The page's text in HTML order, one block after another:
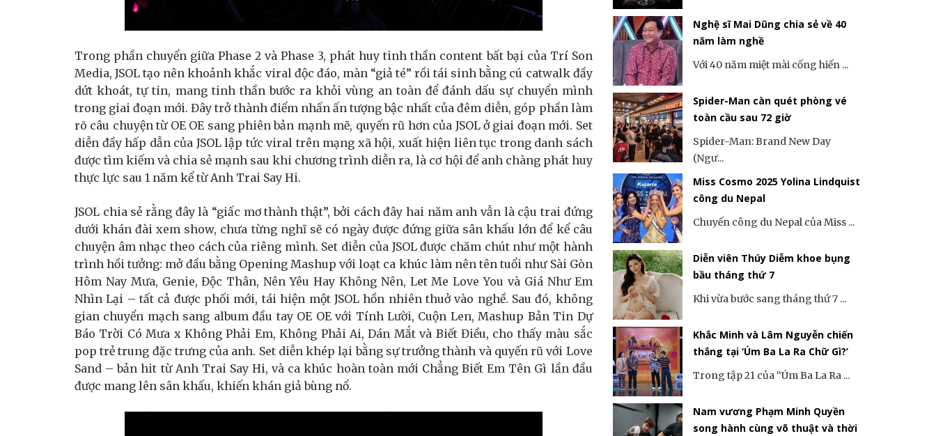
Trong phần chuyển giữa Phase 2 và Phase 3, phát huy tinh thần content bất bại của Trí Son
Media, JSOL tạo nên khoảnh khắc viral độc đáo, màn “giả té” rồi tái sinh bằng cú catwalk đầy
dứt khoát, tự tin, mang tinh thần bước ra khỏi vùng an toàn để đánh dấu sự chuyển mình
trong giai đoạn mới. Đây trở thành điểm nhấn ấn tượng bậc nhất của đêm diễn, góp phần làm
rõ câu chuyện từ OE OE sang phiên bản mạnh mẽ, quyến rũ hơn của JSOL ở giai đoạn mới. Set
diễn đầy hấp dẫn của JSOL lập tức viral trên mạng xã hội, xuất hiện liên tục trong danh sách
được tìm kiếm và chia sẻ mạnh sau khi chương trình diễn ra, là cơ hội để anh chàng phát huy
thực lực sau 1 năm kể từ Anh Trai Say Hi.
JSOL chia sẻ rằng đây là “giấc mơ thành thật”, bởi cách đây hai năm anh vẫn là cậu trai đứng
dưới khán đài xem show, chưa từng nghĩ sẽ có ngày được đứng giữa sân khấu lớn để kể câu
chuyện âm nhạc theo cách của riêng mình. Set diễn của JSOL được chăm chút như một hành
trình hồi tưởng: mở đầu bằng Opening Mashup với loạt ca khúc làm nên tên tuổi như Sài Gòn
Hôm Nay Mưa, Genie, Độc Thân, Nên Yêu Hay Không Nên, Let Me Love You và Giá Như Em
Nhìn Lại – tất cả được phối mới, tái hiện một JSOL hồn nhiên thuở vào nghề. Sau đó, không
gian chuyển mạch sang album đầu tay OE OE với Tính Lười, Cuộn Len, Mashup Bản Tin Dự
Báo Trời Có Mưa x Không Phải Em, Không Phải Ai, Dán Mắt và Biết Điều, cho thấy màu sắc
pop trẻ trung đặc trưng của anh. Set diễn khép lại bằng sự trưởng thành và quyến rũ với Love
Sand – bản hit từ Anh Trai Say Hi, và ca khúc hoàn toàn mới Chẳng Biết Em Tên Gì lần đầu
được mang lên sân khấu, khiến khán giả bùng nổ.
Nghệ sĩ Mai Dũng chia sẻ về 40
năm làm nghề
Với 40 năm miệt mài cống hiến ...
Spider-Man càn quét phòng vé
toàn cầu sau 72 giờ
Spider-Man: Brand New Day
(Ngư...
Miss Cosmo 2025 Yolina Lindquist
công du Nepal
Chuyến công du Nepal của Miss ...
Diễn viên Thúy Diễm khoe bụng
bầu tháng thứ 7
Khi vừa bước sang tháng thứ 7 ...
Khắc Minh và Lâm Nguyễn chiến
thắng tại ‘Úm Ba La Ra Chữ Gì?’
Trong tập 21 của “Úm Ba La Ra ...
Nam vương Phạm Minh Quyền
song hành cùng võ thuật và thời